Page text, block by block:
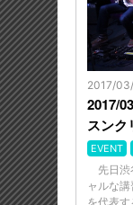
2017/
2017/
スンク
EVENT
先日渋
ャルな
を代表